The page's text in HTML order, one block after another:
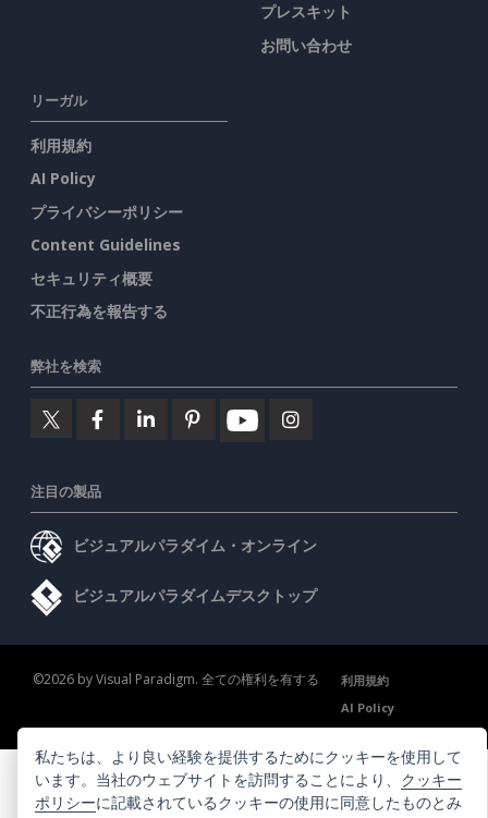
プレスキット
お問い合わせ
リーガル
利用規約
AI Policy
プライバシーポリシー
Content Guidelines
セキュリティ概要
不正行為を報告する
弊社を検索
注目の製品
ビジュアルパラダイム・オンライン
ビジュアルパラダイムデスクトップ
©2026 by Visual Paradigm. 全ての権利を有する
利用規約
AI Policy
私たちは、より良い経験を提供するためにクッキーを使用して
います。当社のウェブサイトを訪問することにより、 クッキー
ポリシーに記載されているクッキーの使用に同意したものとみ